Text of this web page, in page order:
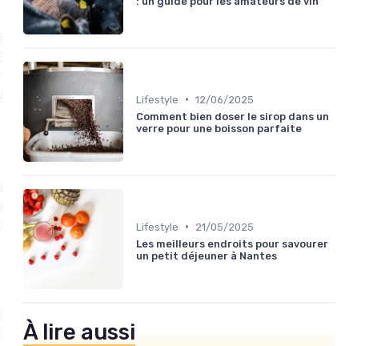
Lifestyle • 12/06/2025
Comment bien doser le sirop dans un
verre pour une boisson parfaite
Lifestyle •
21/05/2025
Les meilleurs endroits pour savourer
un petit déjeuner à Nantes
À lire aussi